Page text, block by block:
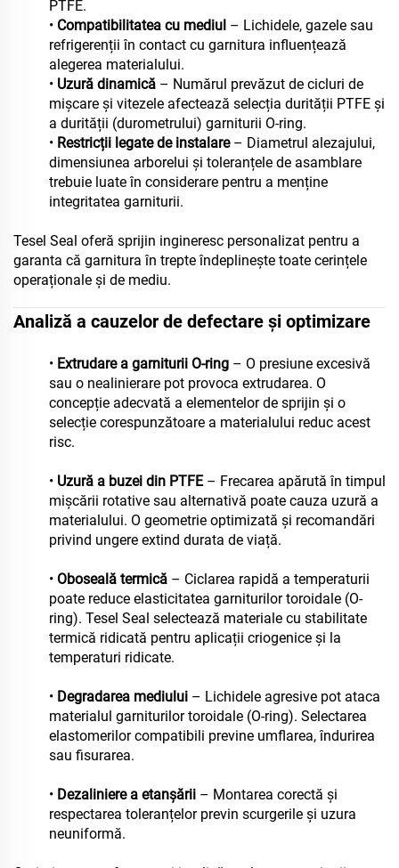
PTFE.
• Compatibilitatea cu mediul – Lichidele, gazele sau
refrigerenții în contact cu garnitura influențează
alegerea materialului.
• Uzură dinamică – Numărul prevăzut de cicluri de
mișcare și vitezele afectează selecția durității PTFE și
a durității (durometrului) garniturii O-ring.
• Restricții legate de instalare – Diametrul alezajului,
dimensiunea arborelui și toleranțele de asamblare
trebuie luate în considerare pentru a menține
integritatea garniturii.
Tesel Seal oferă sprijin ingineresc personalizat pentru a
garanta că garnitura în trepte îndeplinește toate cerințele
operaționale și de mediu.
Analiză a cauzelor de defectare și optimizare
• Extrudare a garniturii O-ring – O presiune excesivă
sau o nealinierare pot provoca extrudarea. O
concepție adecvată a elementelor de sprijin și o
selecție corespunzătoare a materialului reduc acest
risc.
• Uzură a buzei din PTFE – Frecarea apărută în timpul
mișcării rotative sau alternativă poate cauza uzură a
materialului. O geometrie optimizată și recomandări
privind ungere extind durata de viață.
• Oboseală termică – Ciclarea rapidă a temperaturii
poate reduce elasticitatea garniturilor toroidale (O-
ring). Tesel Seal selectează materiale cu stabilitate
termică ridicată pentru aplicații criogenice și la
temperaturi ridicate.
• Degradarea mediului – Lichidele agresive pot ataca
materialul garniturilor toroidale (O-ring). Selectarea
elastomerilor compatibili previne umflarea, îndurirea
sau fisurarea.
• Dezaliniere a etanșării – Montarea corectă și
respectarea toleranțelor previn scurgerile și uzura
neuniformă.